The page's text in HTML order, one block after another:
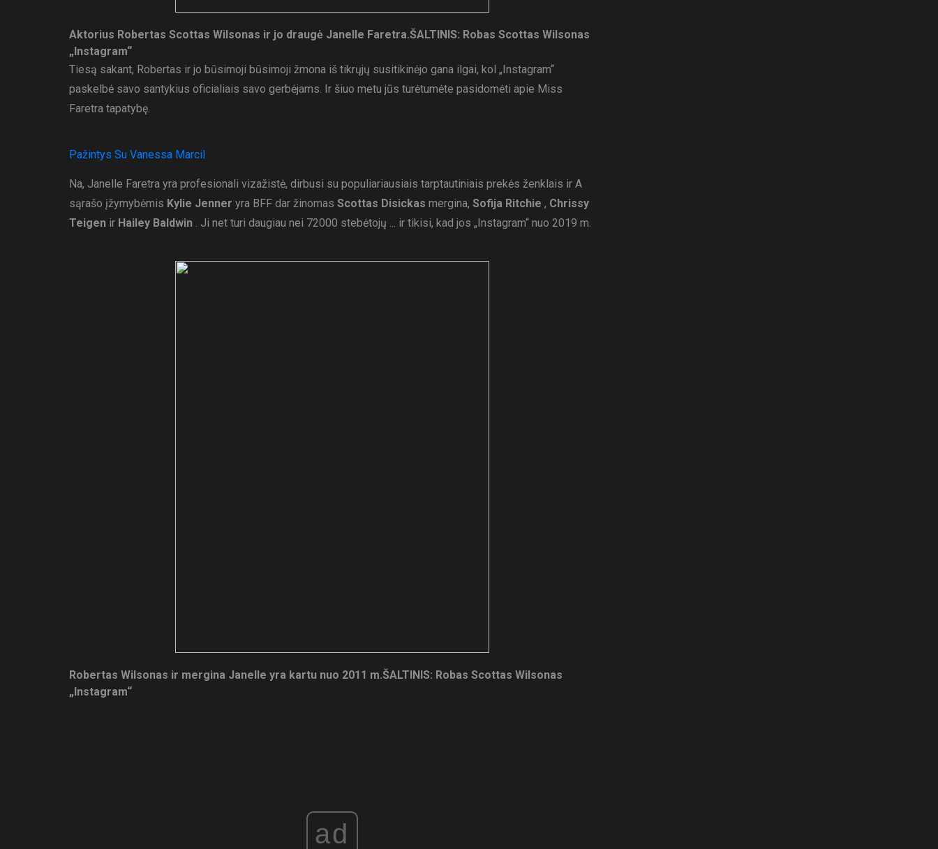
Aktorius Robertas Scottas Wilsonas ir jo draugė Janelle Faretra.ŠALTINIS: Robas Scottas Wilsonas
„Instagram“
Tiesą sakant, Robertas ir jo būsimoji būsimoji žmona iš tikrųjų susitikinėjo gana ilgai, kol „Instagram“
paskelbė savo santykius oficialiais savo gerbėjams. Ir šiuo metu jūs turėtumėte pasidomėti apie Miss
Faretra tapatybę.
Pažintys Su Vanessa Marcil
Na, Janelle Faretra yra profesionali vizažistė, dirbusi su populiariausiais tarptautiniais prekės ženklais ir A
sąrašo įžymybėmis Kylie Jenner yra BFF dar žinomas Scottas Disickas mergina, Sofija Ritchie , Chrissy
Teigen ir Hailey Baldwin . Ji net turi daugiau nei 72000 stebėtojų ... ir tikisi, kad jos „Instagram“ nuo 2019 m.
Robertas Wilsonas ir mergina Janelle yra kartu nuo 2011 m.ŠALTINIS: Robas Scottas Wilsonas
„Instagram“
ad